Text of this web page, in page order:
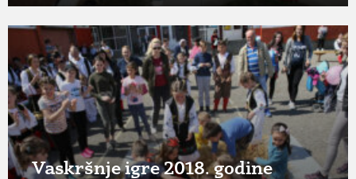
Vaskršnje igre 2018. godine
Open
Gallery